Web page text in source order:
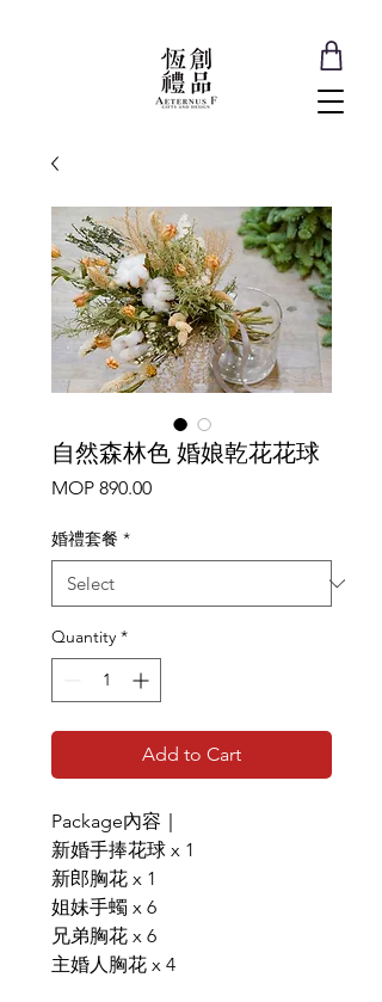
自然森林色 婚娘乾花花球
MOP 890.00Price
婚禮套餐 *
Quantity *
Add to Cart
Package內容｜
新婚手捧花球 x 1
新郎胸花 x 1
姐妹手蠋 x 6
兄弟胸花 x 6
主婚人胸花 x 4